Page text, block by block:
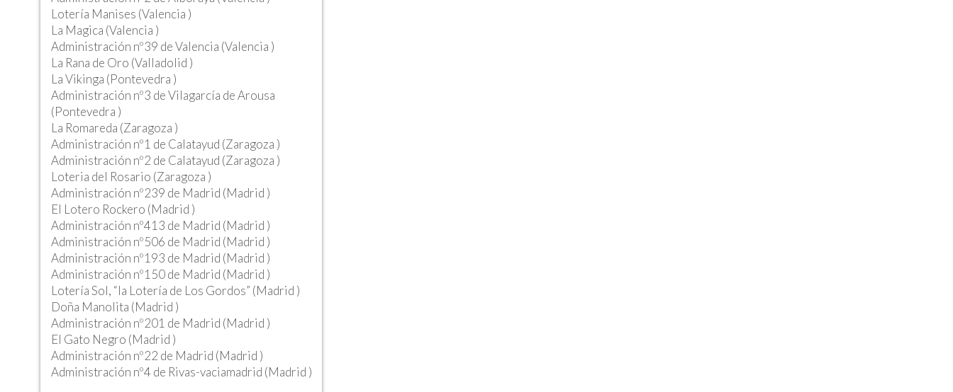
Lotería Manises (Valencia )
La Magica (Valencia )
Administración nº39 de Valencia (Valencia )
La Rana de Oro (Valladolid )
La Vikinga (Pontevedra )
Administración nº3 de Vilagarcía de Arousa
(Pontevedra )
La Romareda (Zaragoza )
Administración nº1 de Calatayud (Zaragoza )
Administración nº2 de Calatayud (Zaragoza )
Loteria del Rosario (Zaragoza )
Administración nº239 de Madrid (Madrid )
El Lotero Rockero (Madrid )
Administración nº413 de Madrid (Madrid )
Administración nº506 de Madrid (Madrid )
Administración nº193 de Madrid (Madrid )
Administración nº150 de Madrid (Madrid )
Lotería Sol, “la Lotería de Los Gordos” (Madrid )
Doña Manolita (Madrid )
Administración nº201 de Madrid (Madrid )
El Gato Negro (Madrid )
Administración nº22 de Madrid (Madrid )
Administración nº4 de Rivas-vaciamadrid (Madrid )